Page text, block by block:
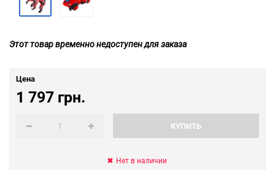
Этот товар временно недоступен для заказа
Цена
1 797 грн.
КУПИТЬ
Нет в наличии